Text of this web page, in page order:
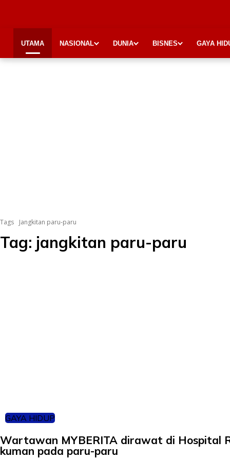
UTAMA NASIONAL DUNIA BISNES GAYA
Tags Jangkitan paru-paru
Tag: jangkitan paru-paru
GAYA HIDUP
Wartawan MYBERITA dirawat di Hospital
kuman pada paru-paru